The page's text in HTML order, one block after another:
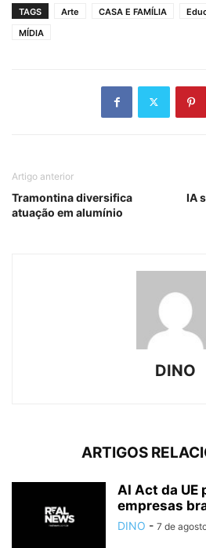
TAGS Arte CASA E FAMÍLIA
MÍDIA
Artigo anterior
Tramontina diversifica
atuação em alumínio
IA
DINO
ARTIGOS
AI Act da UE
empresas
DINO - 7 de